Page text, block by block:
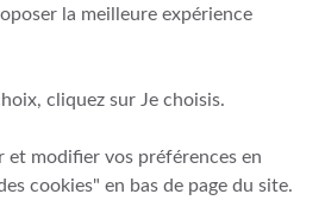
et de résolution
la meilleure expérience
cliquez sur Je choisis.
et modifier vos préférences en
cookies" en bas de page du site.